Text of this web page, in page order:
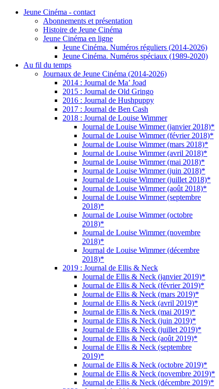
Jeune Cinéma - contact
Abonnements et présentation
Histoire de Jeune Cinéma
Jeune Cinéma en ligne
Jeune Cinéma. Numéros réguliers (2014-2026)
Jeune Cinéma. Numéros spéciaux (1989-2020)
Au fil du temps
Journaux de Jeune Cinéma (2014-2026)
2014 : Journal de Ma’ Joad
2015 : Journal de Old Gringo
2016 : Journal de Hushpuppy
2017 : Journal de Ben Cash
2018 : Journal de Louise Wimmer
Journal de Louise Wimmer (janvier 2018)*
Journal de Louise Wimmer (février 2018)*
Journal de Louise Wimmer (mars 2018)*
Journal de Louise Wimmer (avril 2018)*
Journal de Louise Wimmer (mai 2018)*
Journal de Louise Wimmer (juin 2018)*
Journal de Louise Wimmer (juillet 2018)*
Journal de Louise Wimmer (août 2018)*
Journal de Louise Wimmer (septembre
2018)*
Journal de Louise Wimmer (octobre
2018)*
Journal de Louise Wimmer (novembre
2018)*
Journal de Louise Wimmer (décembre
2018)*
2019 : Journal de Ellis & Neck
Journal de Ellis & Neck (janvier 2019)*
Journal de Ellis & Neck (février 2019)*
Journal de Ellis & Neck (mars 2019)*
Journal de Ellis & Neck (avril 2019)*
Journal de Ellis & Neck (mai 2019)*
Journal de Ellis & Neck (juin 2019)*
Journal de Ellis & Neck (juillet 2019)*
Journal de Ellis & Neck (août 2019)*
Journal de Ellis & Neck (septembre
2019)*
Journal de Ellis & Neck (octobre 2019)*
Journal de Ellis & Neck (novembre 2019)*
Journal de Ellis & Neck (décembre 2019)*